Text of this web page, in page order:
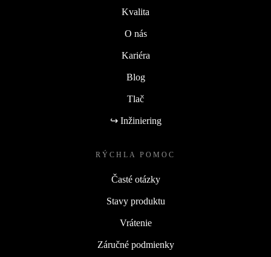
Kvalita
O nás
Kariéra
Blog
Tlač
↪ Inžiniering
RÝCHLA POMOC
Časté otázky
Stavy produktu
Vrátenie
Záručné podmienky